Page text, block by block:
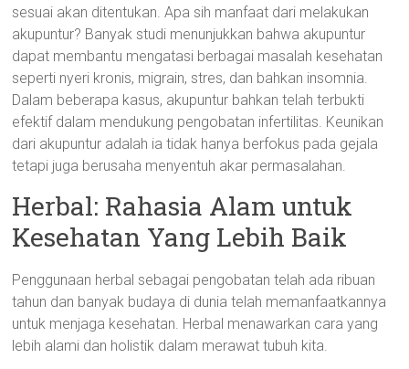
sesuai akan ditentukan. Apa sih manfaat dari melakukan
akupuntur? Banyak studi menunjukkan bahwa akupuntur
dapat membantu mengatasi berbagai masalah kesehatan
seperti nyeri kronis, migrain, stres, dan bahkan insomnia.
Dalam beberapa kasus, akupuntur bahkan telah terbukti
efektif dalam mendukung pengobatan infertilitas. Keunikan
dari akupuntur adalah ia tidak hanya berfokus pada gejala
tetapi juga berusaha menyentuh akar permasalahan.
Herbal: Rahasia Alam untuk
Kesehatan Yang Lebih Baik
Penggunaan herbal sebagai pengobatan telah ada ribuan
tahun dan banyak budaya di dunia telah memanfaatkannya
untuk menjaga kesehatan. Herbal menawarkan cara yang
lebih alami dan holistik dalam merawat tubuh kita.